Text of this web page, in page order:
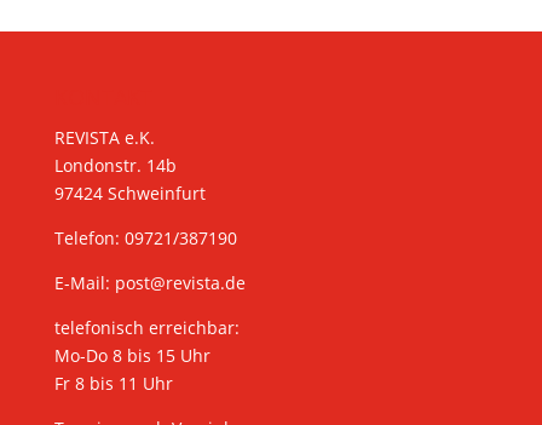
REVISTA e.K.
Londonstr. 14b
97424 Schweinfurt
Telefon: 09721/387190
E-Mail: post@revista.de
telefonisch erreichbar:
Mo-Do 8 bis 15 Uhr
Fr 8 bis 11 Uhr